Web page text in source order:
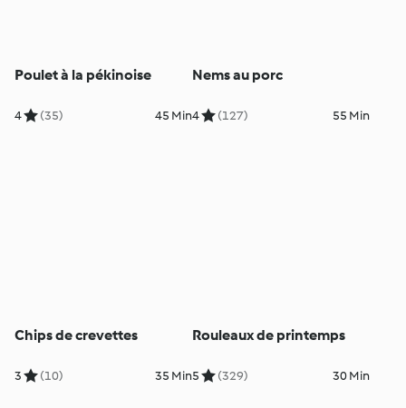
Poulet à la pékinoise
4 (35) 45 Min
Nems au porc
4 (127) 55 Min
Chips de crevettes
3 (10) 35 Min
Rouleaux de printemps
5 (329) 30 Min